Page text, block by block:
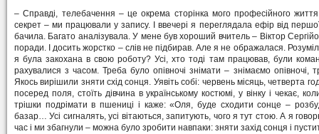
– Справді, телебачення – це окрема сторінка мого професійного
секрет – ми працювали у запису. І ввечері я переглядала ефір від
бачила. Багато аналізувала. У мене був хороший вчитель – Віктор
поради. І досить жорстко – слів не підбирав. Але я не ображалася.
я була закохана в свою роботу? Усі, хто тоді там працював, були
рахувалися з часом. Треба було опівночі знімати – знімаємо опівночі,
Якось вирішили зняти схід сонця. Уявіть собі: червень місяць, четверта
посеред поля, стоїть дівчина в українському костюмі, у вінку і чекає,
трішки подрімати в пшениці і каже: «Оля, буде сходити сонце –
базар… Усі сигналять, усі вітаються, запитують, чого я тут стою. А я
час і ми збагнули – можна було зробити навпаки: зняти захід сонця і